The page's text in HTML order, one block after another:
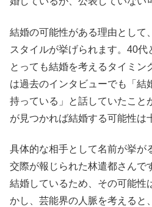
結婚の可能性がある理由として
スタイルが挙げられます。40代
とっても結婚を考えるタイミン
は過去のインタビューでも「結
持っている」と話していたこと
が見つかれば結婚する可能性は
具体的な相手として名前が挙が
交際が報じられた林遣都さんで
結婚しているため、その可能性
かし、芸能界の人脈を考えると